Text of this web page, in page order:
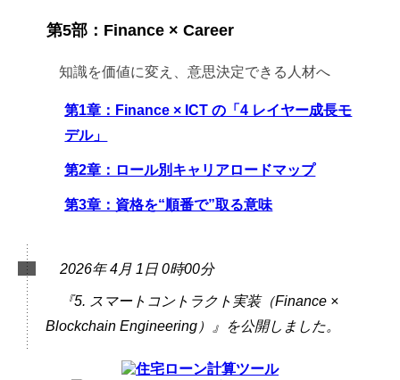
第5部：Finance × Career
知識を価値に変え、意思決定できる人材へ
第1章：Finance × ICT の「4 レイヤー成長モ
デル」
第2章：ロール別キャリアロードマップ
第3章：資格を“順番で”取る意味
2026年 4月 1日 0時00分
『5. スマートコントラクト実装（Finance ×
Blockchain Engineering）』を公開しました。